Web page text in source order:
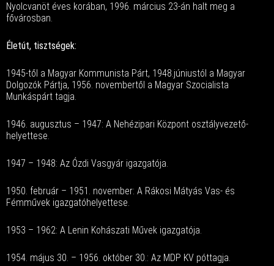
Nyolcvanöt éves korában, 1996. március 23-án halt meg a
fővárosban.
Életút, tisztségek:
1945-től a Magyar Kommunista Párt, 1948.júniustól a Magyar
Dolgozók Pártja, 1956. novembertől a Magyar Szocialista
Munkáspárt tagja.
1946. augusztus – 1947: A Nehézipari Központ osztályvezető-
helyettese.
1947 – 1948: Az Ózdi Vasgyár igazgatója.
1950. február – 1951. november: A Rákosi Mátyás Vas- és
Fémművek igazgatóhelyettese.
1953 – 1962: A Lenin Kohászati Művek igazgatója.
1954. május 30. – 1956. október 30.: Az MDP KV póttagja.